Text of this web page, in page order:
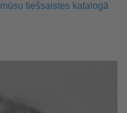
tiešsaistes katalogā